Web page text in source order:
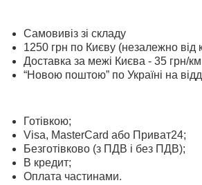
Самовивіз зі складу
1250 грн по Києву (незалежно від
Доставка за межі Києва - 35 грн/
“Новою поштою” по Україні на
Готівкою;
Visa, MasterСard або Приват24;
Безготівково (з ПДВ і без ПДВ);
В кредит;
Оплата частинами.